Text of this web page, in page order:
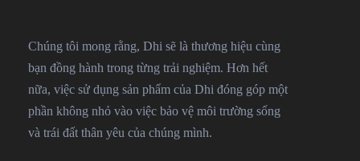
Chúng tôi mong rằng, Dhi sẽ là thương hiệu cùng
bạn đồng hành trong từng trải nghiệm. Hơn hết
nữa, việc sử dụng sản phẩm của Dhi đóng góp một
phần không nhỏ vào việc bảo vệ môi trường sống
và trái đất thân yêu của chúng mình.